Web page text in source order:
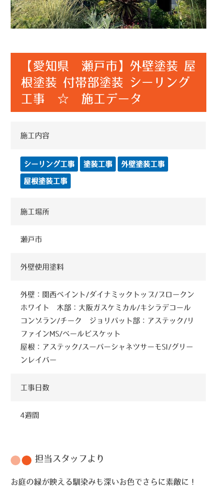
【愛知県 瀬戸市】外壁塗装 屋
根塗装 付帯部塗装 シーリング
工事 ☆ 施工データ
施工内容
シーリング工事 塗装工事 外壁塗装工事
屋根塗装工事
施工場所
瀬戸市
外壁使用塗料
外壁：関西ペイント/ダイナミックトップ/ブロークン
ホワイト 木部：大阪ガスケミカル/キシラデコール
コンゾラン/チーク ジョリパット部：アステック/リ
ファインMS/ベールビスケット
屋根：アステック/スーパーシャネツサーモSI/グリー
ンレイバー
工事日数
4週間
担当スタッフより
お庭の緑が映える馴染みも深いお色でさらに素敵に！